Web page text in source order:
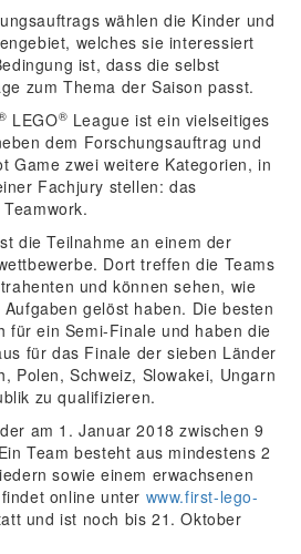
wählen die Kinder und
welches sie interessiert
ist, dass die selbst
zum Thema der Saison passt.
LEGO® League ist ein vielseitiges
dem Forschungsauftrag und
Game zwei weitere Kategorien, in
Fachjury stellen: das
die Teilnahme an einem der
Dort treffen die Teams
und können sehen, wie
gelöst haben. Die besten
für ein Semi-Finale und haben die
für das Finale der sieben Länder
Polen, Schweiz, Slowakei, Ungarn
zu qualifizieren.
am 1. Januar 2018 zwischen 9
Team besteht aus mindestens 2
sowie einem erwachsenen
online unter www.first-lego-
und ist noch bis 21. Oktober